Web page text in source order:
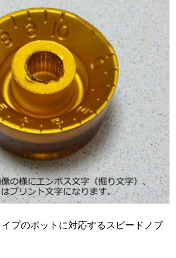
プのポットに対応するスピードノブ